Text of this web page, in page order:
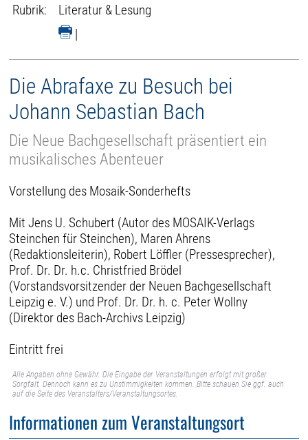
Rubrik:
Literatur & Lesung
|
Die Abrafaxe zu Besuch bei
Johann Sebastian Bach
Die Neue Bachgesellschaft präsentiert ein
musikalisches Abenteuer
Vorstellung des Mosaik-Sonderhefts
Mit Jens U. Schubert (Autor des MOSAIK-Verlags
Steinchen für Steinchen), Maren Ahrens
(Redaktionsleiterin), Robert Löffler (Pressesprecher),
Prof. Dr. Dr. h.c. Christfried Brödel
(Vorstandsvorsitzender der Neuen Bachgesellschaft
Leipzig e. V.) und Prof. Dr. Dr. h. c. Peter Wollny
(Direktor des Bach-Archivs Leipzig)
Eintritt frei
Alle Angaben ohne Gewähr. Die Eingabe der Veranstaltungen erfolgt mit großer
Sorgfalt. Dennoch kann es zu Unstimmigkeiten kommen. Bitte schauen Sie ggf. auch
auf die Seite des Veranstalters/Veranstaltungsortes.
Informationen zum Veranstaltungsort